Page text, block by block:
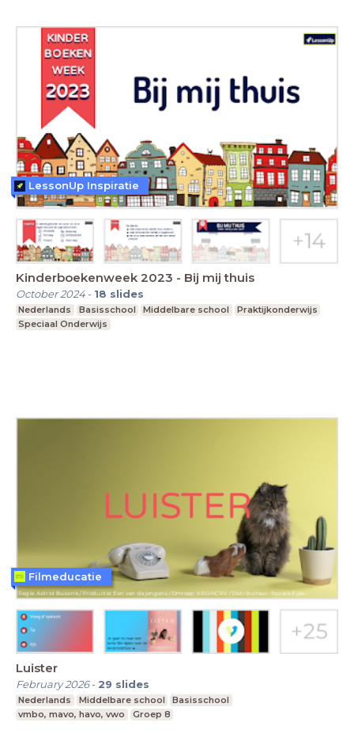
Kinderboekenweek 2023 - Bij mij thuis
October 2024- 18 slides
Nederlands Basisschool Middelbare school
Praktijkonderwijs
Speciaal Onderwijs
LessonUp Inspiratie
Luister
February 2026- 29 slides
Nederlands Middelbare school
Basisschool
vmbo, mavo, havo, vwo
Groep 8
Filmeducatie